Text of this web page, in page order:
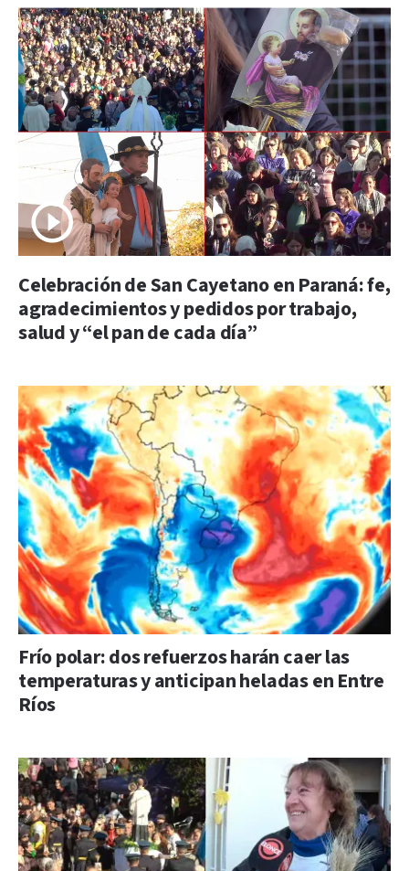
Celebración de San Cayetano en Paraná: fe,
agradecimientos y pedidos por trabajo,
salud y “el pan de cada día”
Frío polar: dos refuerzos harán caer las
temperaturas y anticipan heladas en Entre
Ríos